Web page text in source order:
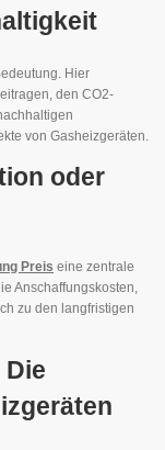
Hier
den CO2-
von Gasheizgeräten.
oder
Preis eine zentrale
Anschaffungskosten,
zu den langfristigen